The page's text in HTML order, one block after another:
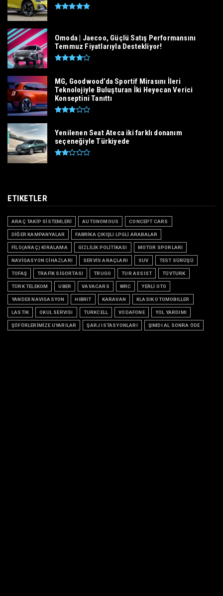
Omoda | Jaecoo, Güçlü Satış Performansını
Temmuz Fiyatlarıyla Destekliyor!
MG, Goodwood’da Sportif Mirasını İleri
Teknolojiyle Buluşturan İki Heyecan Verici
Konseptini Tanıttı
Yenilenen Seat Ateca iki farklı donanım
seçeneğiyle Türkiyede
ETIKETLER
ARAÇ TAKİP SİSTEMLERİ AUTONOMOUS CONCEPT CARS
DİĞER KAMPANYALAR FABRİKA ÇIKIŞLI LPGLİ ARABALAR
FİLO(ARAÇ) KİRALAMA GİZLİLİK POLİTİKASI MOTOR SPORLARI
NAVİGASYON CİHAZLARI SERVİS ARAÇLARI SUV TEST SÜRÜŞÜ
TOFAŞ TRAFİK SİGORTASI TRUGO TUR ASSIST TÜVTURK
TÜRK TELEKOM UBER VAVACARS WRC YERLİ OTO
YANDEX NAVIGASYON HIBRIT KARAVAN KLASIK OTOMOBILLER
LASTIK OKUL SERVISI TURKCELL VODAFONE YOL YARDIMI
ŞÖFÖRLERİMİZE UYARILAR ŞARJ ISTASYONLARI ŞIMDI AL SONRA ÖDE